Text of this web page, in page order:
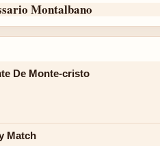
Montalbano
De Monte-cristo
Match